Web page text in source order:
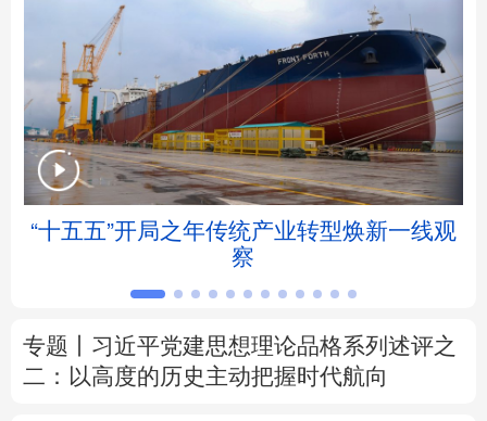
地方频道
北京 天津 河北 山西
辽宁 吉林 上海 江苏
浙江 安徽 福建 江西
河南 湖北
广东 广西 海南 重庆
“十五五”开局之年传统产业转型焕新一线观
察
专题丨 习近平党建思想理论品格系列述评之
二：以高度的历史主动把握时代航向